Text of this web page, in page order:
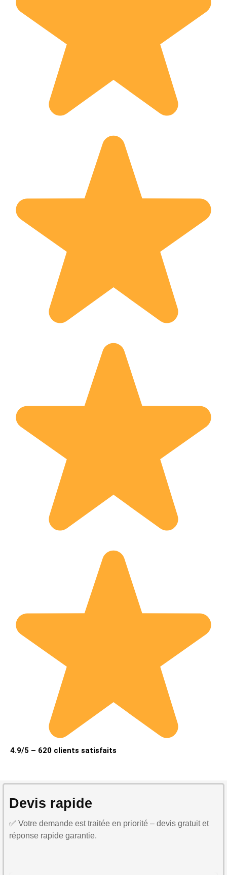
4.9/5 – 620 clients satisfaits
Devis rapide
✅ Votre demande est traitée en priorité – devis gratuit et
réponse rapide garantie.